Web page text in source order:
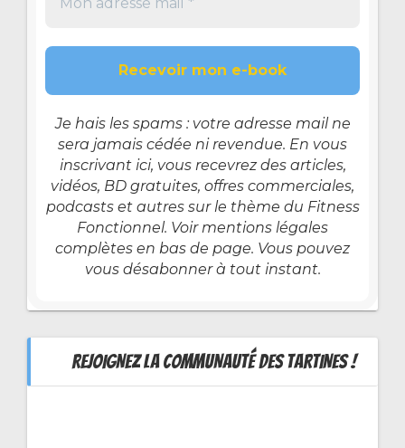
Je hais les spams : votre adresse mail ne
sera jamais cédée ni revendue. En vous
inscrivant ici, vous recevrez des articles,
vidéos, BD gratuites, offres commerciales,
podcasts et autres sur le thème du Fitness
Fonctionnel. Voir mentions légales
complètes en bas de page. Vous pouvez
vous désabonner à tout instant.
REJOIGNEZ LA COMMUNAUTÉ DES TARTINES !